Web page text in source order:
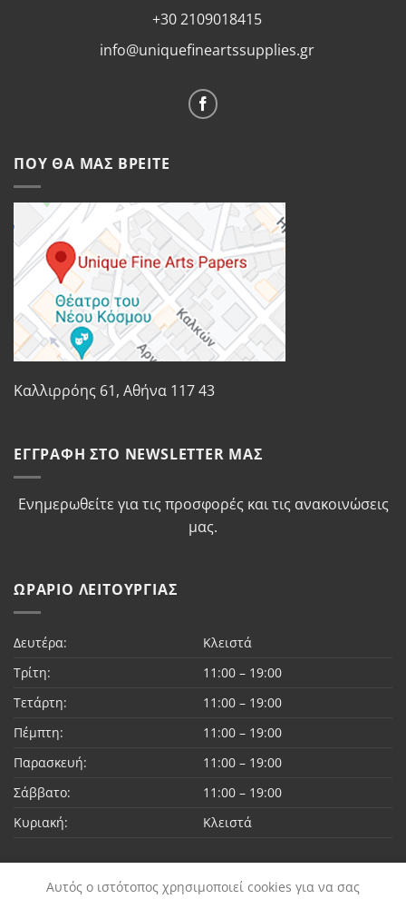
+30 2109018415
info@uniquefineartssupplies.gr
ΠΟΥ ΘΑ ΜΑΣ ΒΡΕΊΤΕ
Καλλιρρόης 61, Αθήνα 117 43
ΕΓΓΡΑΦΉ ΣΤΟ NEWSLETTER ΜΑΣ
Ενημερωθείτε για τις προσφορές και τις ανακοινώσεις
μας.
ΩΡΆΡΙΟ ΛΕΙΤΟΥΡΓΊΑΣ
Δευτέρα:
Κλειστά
Τρίτη:
11:00 – 19:00
Τετάρτη:
11:00 – 19:00
Πέμπτη:
11:00 – 19:00
Παρασκευή:
11:00 – 19:00
Σάββατο:
11:00 – 19:00
Κυριακή:
Κλειστά
Αυτός ο ιστότοπος χρησιμοποιεί cookies για να σας